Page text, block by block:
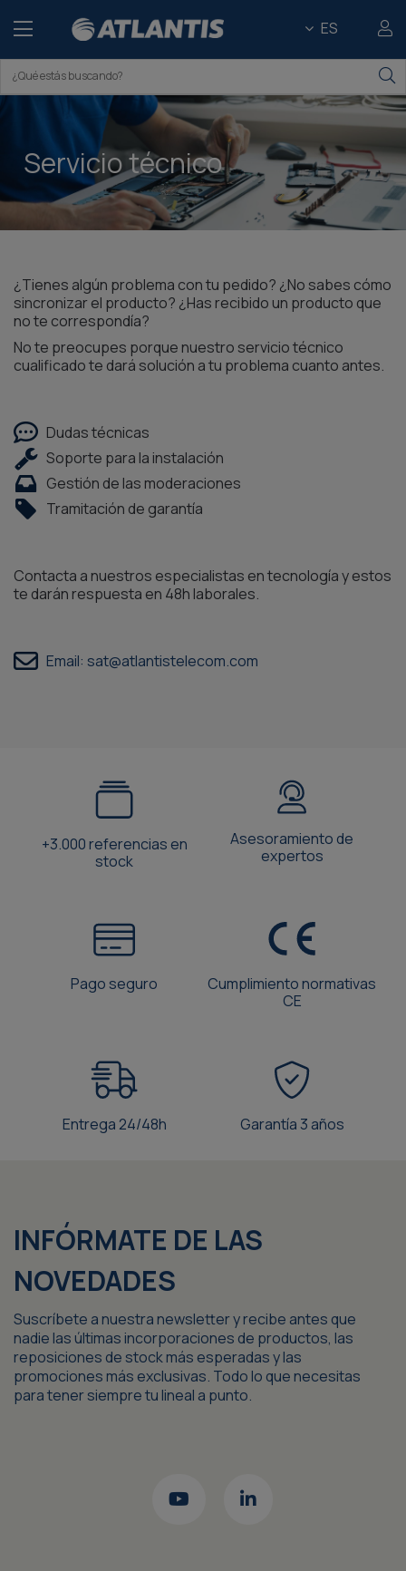
ES
Servicio técnico
¿Tienes algún problema con tu pedido? ¿No sabes cómo
sincronizar el producto? ¿Has recibido un producto que
no te correspondía? ​
No te preocupes porque nuestro servicio técnico
cualificado te dará solución a tu problema cuanto antes.​
Dudas técnicas
Soporte para la instalación ​
Gestión de las moderaciones
Tramitación de garantía
Contacta a nuestros especialistas en tecnología y estos
te darán respuesta en 48h laborales.​
Email: sat@atlantistelecom.com
+3.000 referencias en
stock
Asesoramiento de
expertos
Pago seguro
Cumplimiento normativas
CE
Entrega 24/48h Garantía 3 años
INFÓRMATE DE LAS
NOVEDADES
Suscríbete a nuestra newsletter y recibe antes que
nadie las últimas incorporaciones de productos, las
reposiciones de stock más esperadas y las
promociones más exclusivas. Todo lo que necesitas
para tener siempre tu lineal a punto.